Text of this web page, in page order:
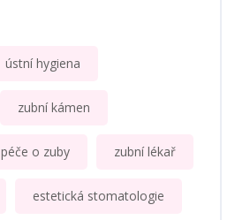
ústní hygiena
zubní kámen
péče o zuby zubní lékař
estetická stomatologie